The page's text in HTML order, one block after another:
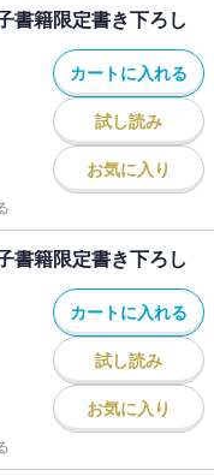
書籍限定書き下ろし
カートに入れる
試し読み
お気に入り
書籍限定書き下ろし
カートに入れる
試し読み
お気に入り